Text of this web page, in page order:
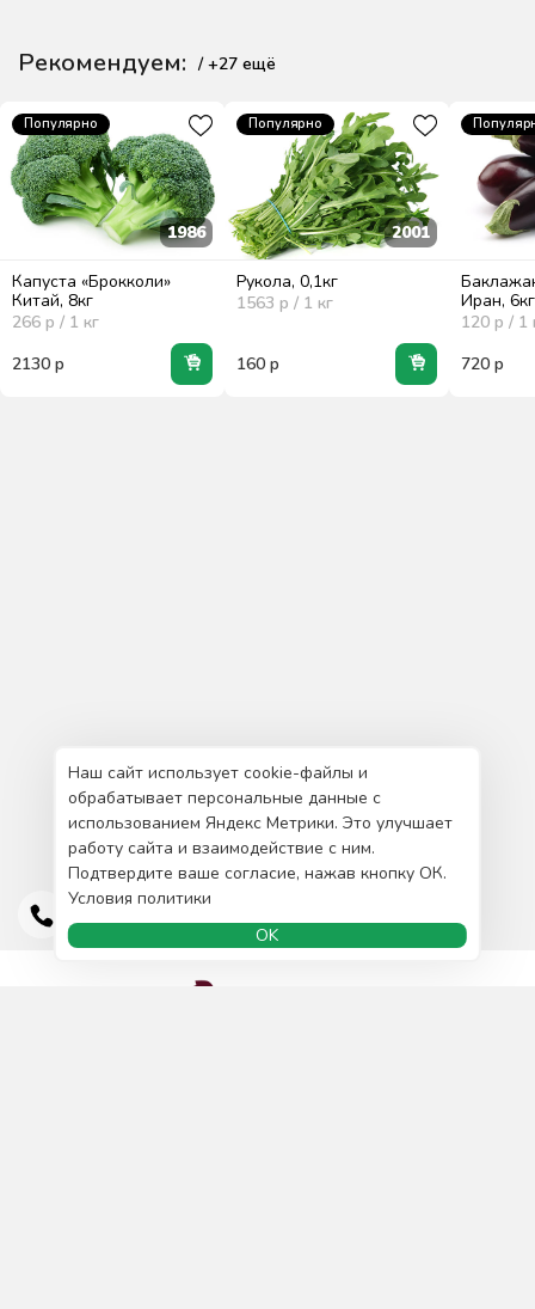
Рекомендуем: / +27 ещё
Популярно
1986
Капуста «Брокколи»
Китай, 8кг
266 р / 1 кг
2130 р
Популярно
2001
Рукола, 0,1кг
1563 р / 1кг
160 р
Иран, 6кг
120 р / 1
720 р
Наш сайт использует cookie-файлы и
обрабатывает персональные данные с
использованием Яндекс Метрики. Это улучшает
работу сайта и взаимодействие с ним.
Подтвердите ваше согласие, нажав кнопку ОК.
Условия политики
OK